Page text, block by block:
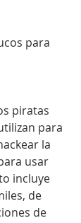
para
piratas
para
la
usar
incluye
de
de